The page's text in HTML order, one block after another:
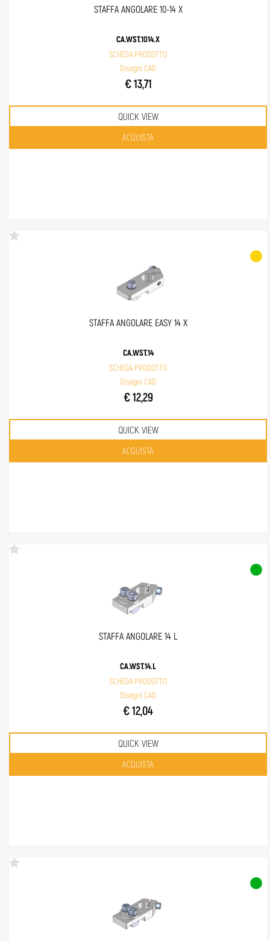
STAFFA ANGOLARE 10-14 X
CA.WST.1014.X
SCHEDA PRODOTTO
Disegni CAD
€ 13,71
QUICK VIEW
Quantità
ACQUISTA
STAFFA ANGOLARE EASY 14 X
CA.WST.14
SCHEDA PRODOTTO
Disegni CAD
€ 12,29
QUICK VIEW
Quantità
ACQUISTA
STAFFA ANGOLARE 14 L
CA.WST.14.L
SCHEDA PRODOTTO
Disegni CAD
€ 12,04
QUICK VIEW
Quantità
ACQUISTA